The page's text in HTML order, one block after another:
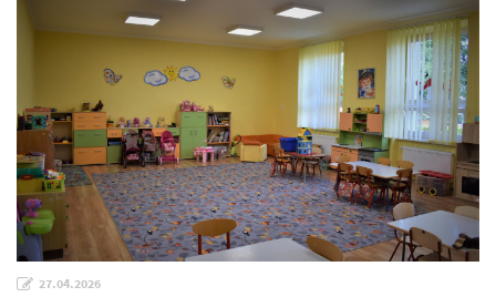
27.04.2026